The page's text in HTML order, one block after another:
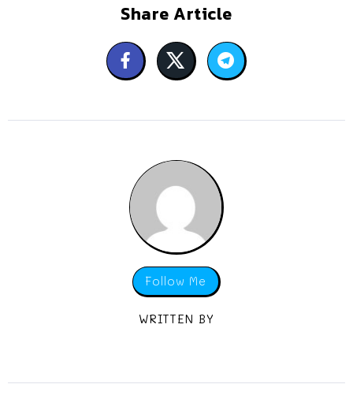
Share Article
Follow Me
WRITTEN BY